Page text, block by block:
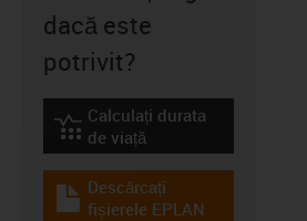
dacă este
potrivit?
igus-icon-lebensdauerrechner
Calculați durata
de viață
igus-icon-download-plan
Descărcați
fișierele EPLAN